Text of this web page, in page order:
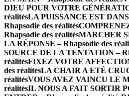
DIEU POUR VOTRE
réalitésLA PUISSANCE EST
Rhapsodie des réalités
Rhapsodie des réalitésMARCHER
LA RÉPONSE – Rhapsodie des
SOURCE DE LA TENTATION –
réalitésFIXEZ VOTRE
des réalitésLA CHAIR A ETÉ
réalitésVOUS AVEZ VAINCU LE
réalitésIL NOUS A FAIT SORTIR